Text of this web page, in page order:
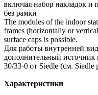
включая набор накладок и
без рамки
The modules of the indoor
frames (horizontally or
surface caps is possible.
Для работы внутренней
дополнительный источник
30/33-0 от Siedle (см.
Характеристики